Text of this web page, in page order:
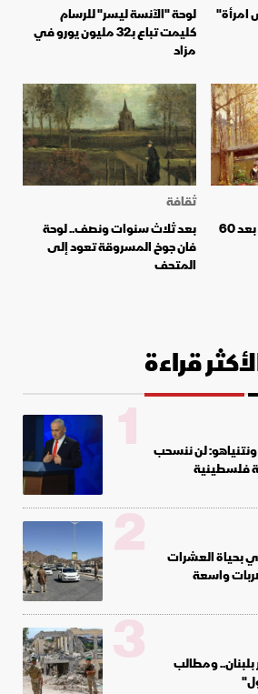
امرأة"
لوحة "الآنسة ليسر" للرسام
كليمت تباع بـ32 مليون يورو في
مزاد
لوحة "أزهار مادلين" تظهر بعد 60
ثقافة
بعد ثلاث سنوات ونصف.. لوحة
فان جوخ المسروقة تعود إلى
المتحف
قراءة
لن ننسحب
فلسطينية
1
بحياة العشرات
واسعة
2
ومطالب
3